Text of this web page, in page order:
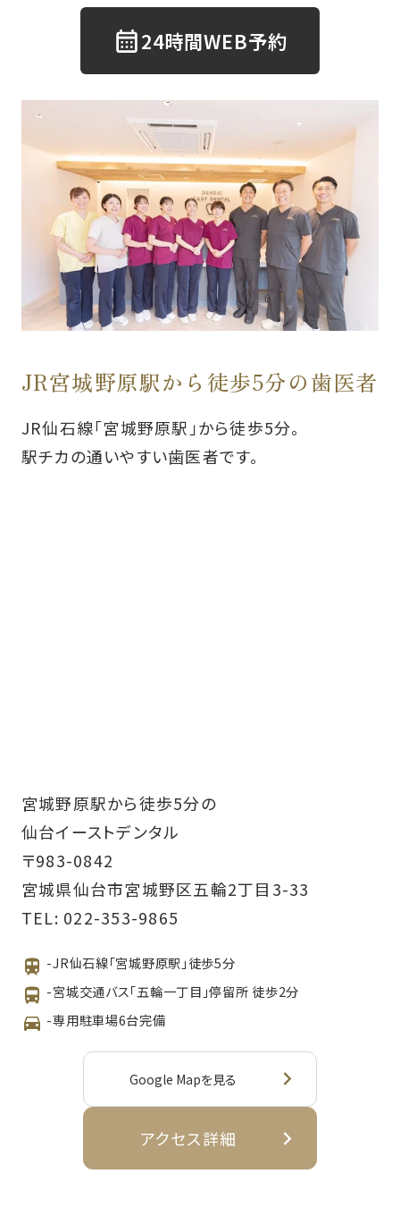
24時間WEB予約
JR宮城野原駅から徒歩5分の歯医者
JR仙石線「宮城野原駅」から徒歩5分。
駅チカの通いやすい歯医者です。
宮城野原駅から徒歩5分の
仙台イーストデンタル
〒983-0842
宮城県仙台市宮城野区五輪2丁目3-33
TEL: 022-353-9865
-JR仙石線「宮城野原駅」徒歩5分
-宮城交通バス「五輪一丁目」停留所 徒歩2分
-専用駐車場6台完備
Google Mapを見る
アクセス詳細